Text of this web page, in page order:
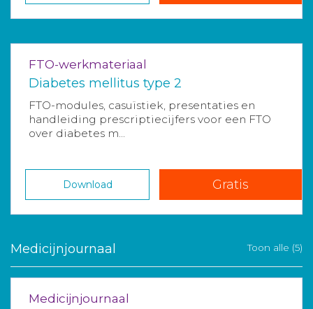
FTO-werkmateriaal
Diabetes mellitus type 2
FTO-modules, casuïstiek, presentaties en
handleiding prescriptiecijfers voor een FTO
over diabetes m...
Download Gratis
Medicijnjournaal Toon alle (5)
Medicijnjournaal